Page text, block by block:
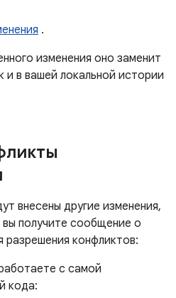
.
изменения оно заменит
и в вашей локальной истории
внесены другие изменения,
получите сообщение о
разрешения конфликтов:
с самой
кода: